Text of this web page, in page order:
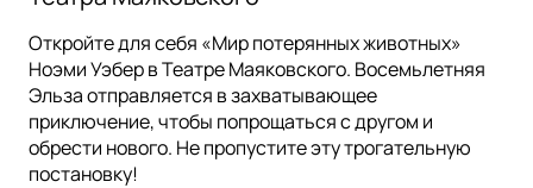
Откройте для себя «Мир потерянных животных»
Ноэми Уэбер в Театре Маяковского. Восемьлетняя
Эльза отправляется в захватывающее
приключение, чтобы попрощаться с другом и
обрести нового. Не пропустите эту трогательную
постановку!